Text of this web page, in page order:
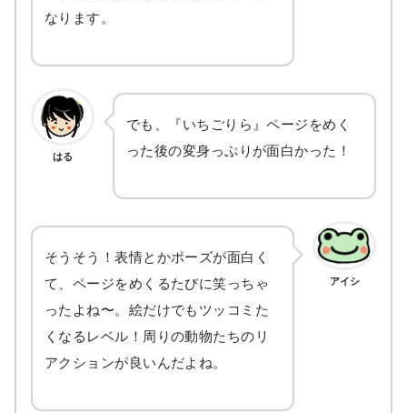
なります。
はる
でも、『いちごりら』ページをめく
った後の変身っぷりが面白かった！
アイシ
そうそう！表情とかポーズが面白く
て、ページをめくるたびに笑っちゃ
ったよね〜。絵だけでもツッコミた
くなるレベル！周りの動物たちのリ
アクションが良いんだよね。